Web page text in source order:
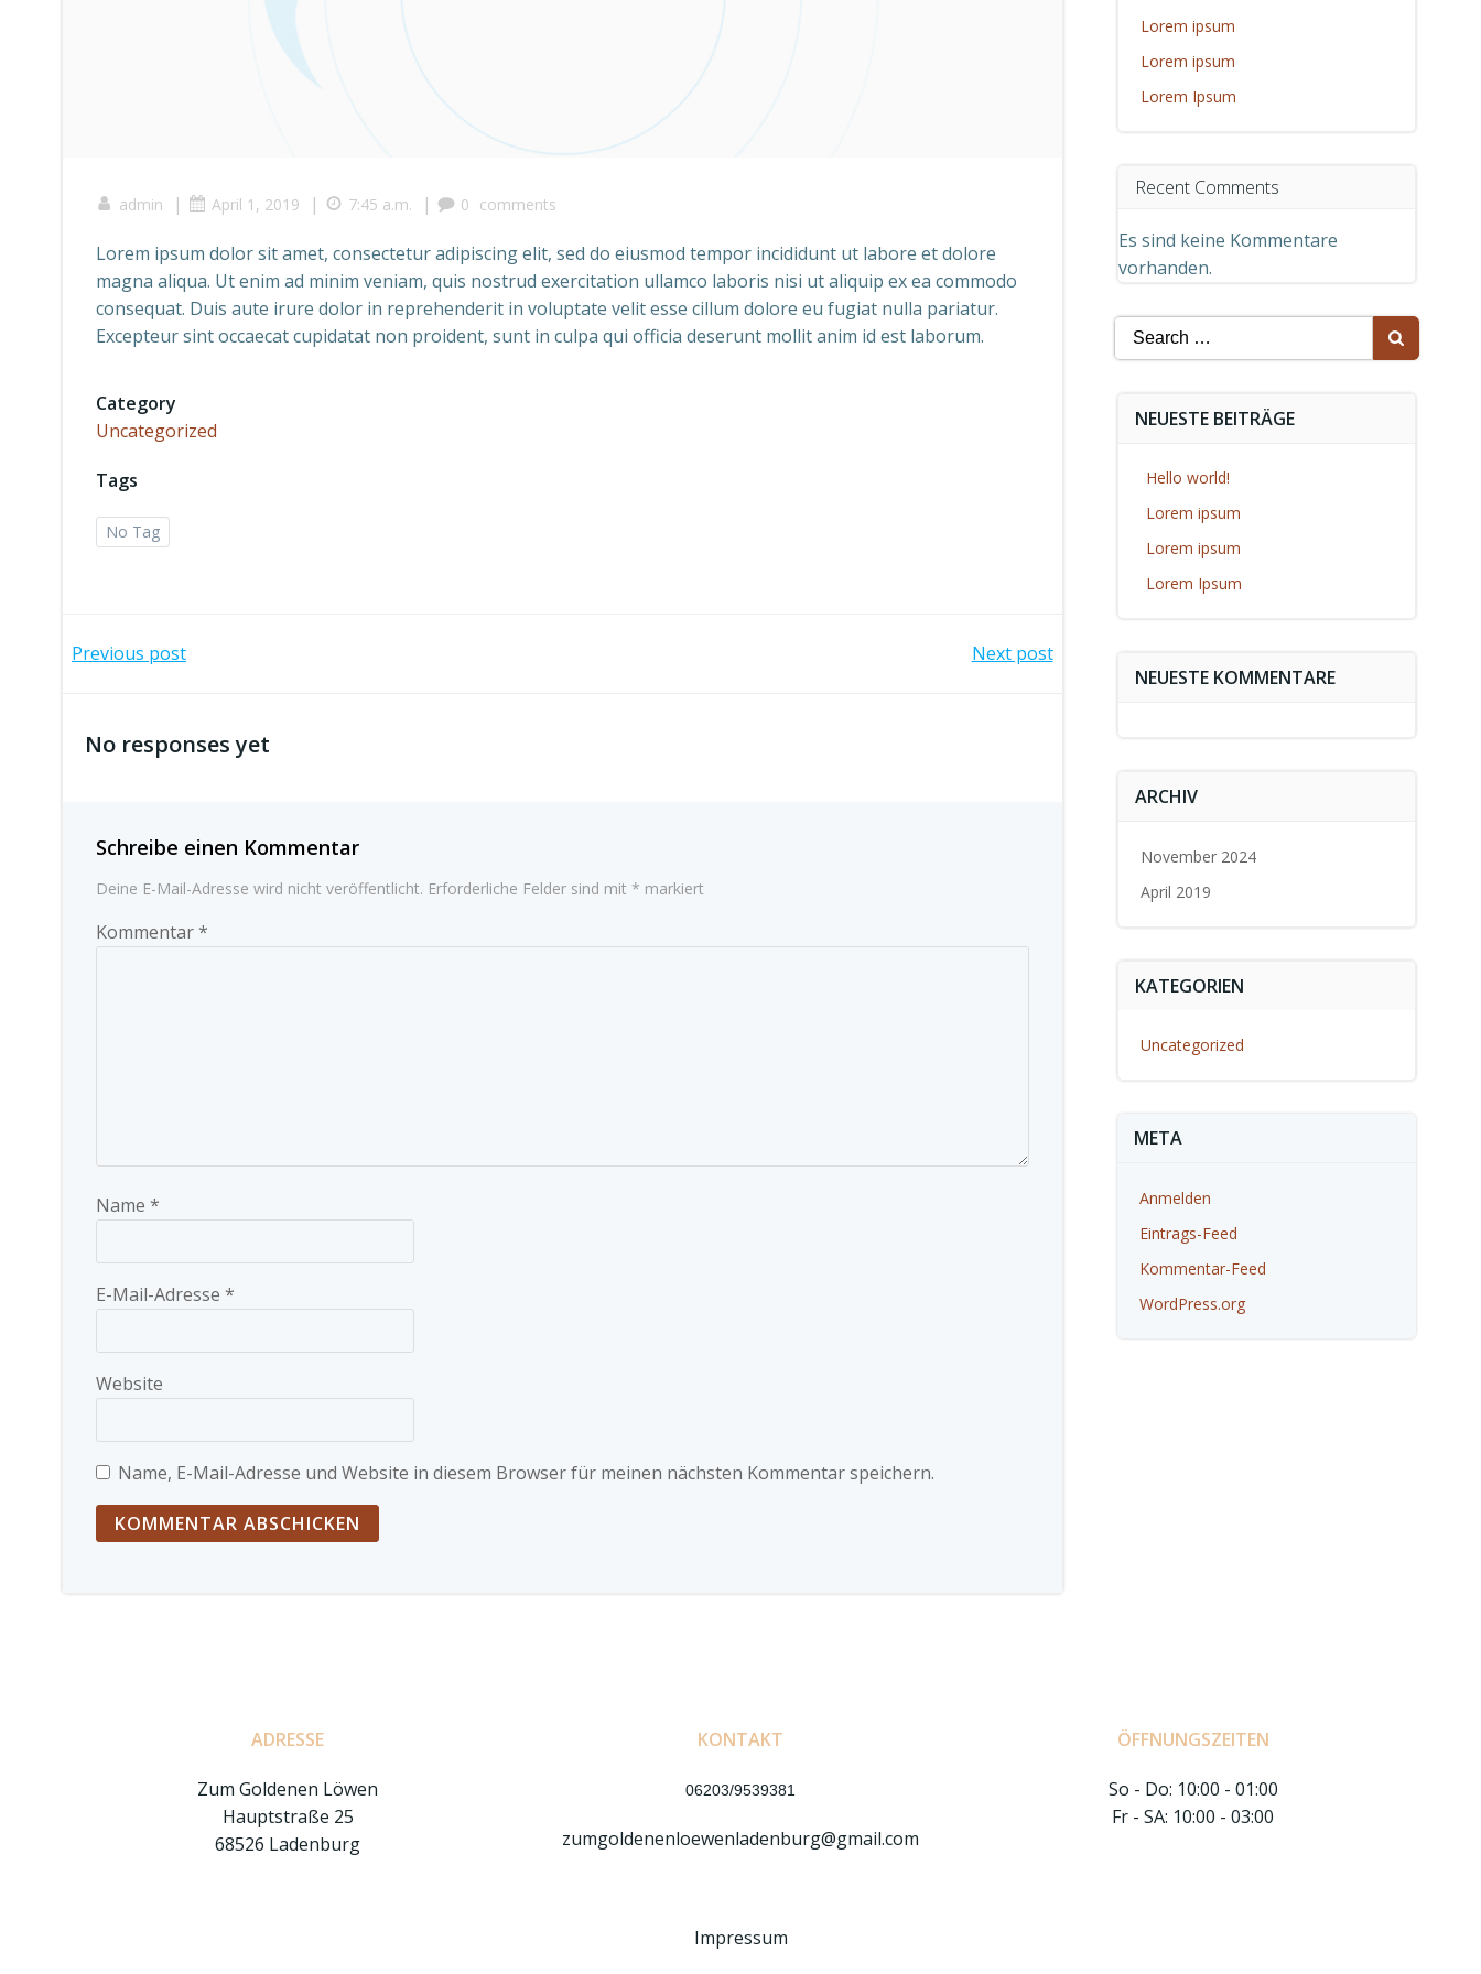
admin | April 1, 2019 | 7:45 a.m. | 0 comments
Lorem ipsum dolor sit amet, consectetur adipiscing elit, sed do eiusmod tempor incididunt ut labore et dolore
magna aliqua. Ut enim ad minim veniam, quis nostrud exercitation ullamco laboris nisi ut aliquip ex ea commodo
consequat. Duis aute irure dolor in reprehenderit in voluptate velit esse cillum dolore eu fugiat nulla pariatur.
Excepteur sint occaecat cupidatat non proident, sunt in culpa qui officia deserunt mollit anim id est laborum.
Category
Uncategorized
Tags
No Tag
Post
Previous post Next post
No responses yet
Schreibe einen Kommentar
Deine E-Mail-Adresse wird nicht veröffentlicht. Erforderliche Felder sind mit * markiert
Kommentar*
Name *
E-Mail-Adresse *
Website
Name, E-Mail-Adresse und Website in diesem Browser für meinen nächsten Kommentar speichern.
Lorem ipsum
Lorem ipsum
Lorem Ipsum
Recent Comments
Es sind keine Kommentare
vorhanden.
Search
for:
NEUESTE BEITRÄGE
Hello world!
Lorem ipsum
Lorem ipsum
Lorem Ipsum
NEUESTE KOMMENTARE
ARCHIV
November 2024
April 2019
KATEGORIEN
Uncategorized
META
Anmelden
Eintrags-Feed
Kommentar-Feed
WordPress.org
ADRESSE
Zum Goldenen Löwen
Hauptstraße 25
68526 Ladenburg
KONTAKT
06203/9539381
zumgoldenenloewenladenburg@gmail.com
ÖFFNUNGSZEITEN
So - Do: 10:00 - 01:00
Fr - SA: 10:00 - 03:00
Impressum